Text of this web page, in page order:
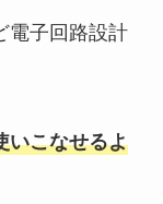
電子回路設計
いこなせるよ